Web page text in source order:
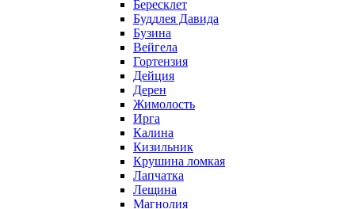
Бересклет
Буддлея Давида
Бузина
Вейгела
Гортензия
Дейция
Дерен
Жимолость
Ирга
Калина
Кизильник
Крушина ломкая
Лапчатка
Лещина
Магнолия